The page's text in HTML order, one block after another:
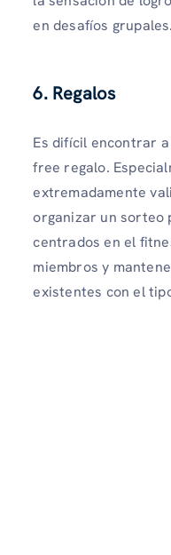
en desafíos grupales.
6. Regalos
Es difícil encontrar
free regalo.
extremadamente
organizar un sorteo
centrados en el
miembros y
existentes con el